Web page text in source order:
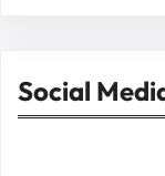
Social